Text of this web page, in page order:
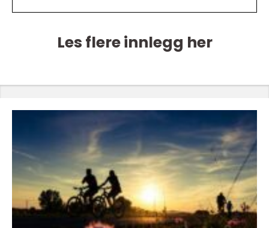
Les flere innlegg her